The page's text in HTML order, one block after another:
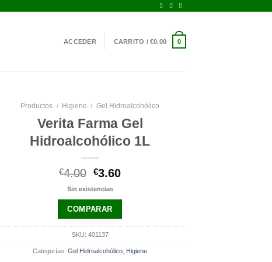
ACCEDER CARRITO / €0.00 0
Productos / Higiene / Gel Hidroalcohólico
Verita Farma Gel
Hidroalcohólico 1L
€4.00 El
precio
era:
€4.00.
€3.60El
€3.60.
Sin existencias
COMPARAR
SKU: 401137
Categorías: Gel Hidroalcohólico Higiene